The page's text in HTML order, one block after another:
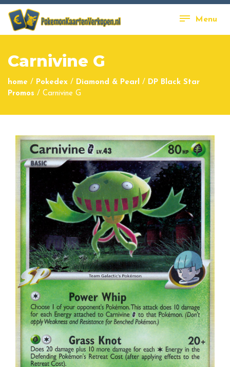
Menu
Carnivine G
home / Pokedex / Diamond & Pearl / DP Black Star
Promos / Carnivine G